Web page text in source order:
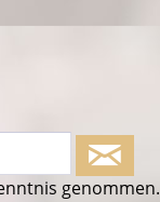
genommen.